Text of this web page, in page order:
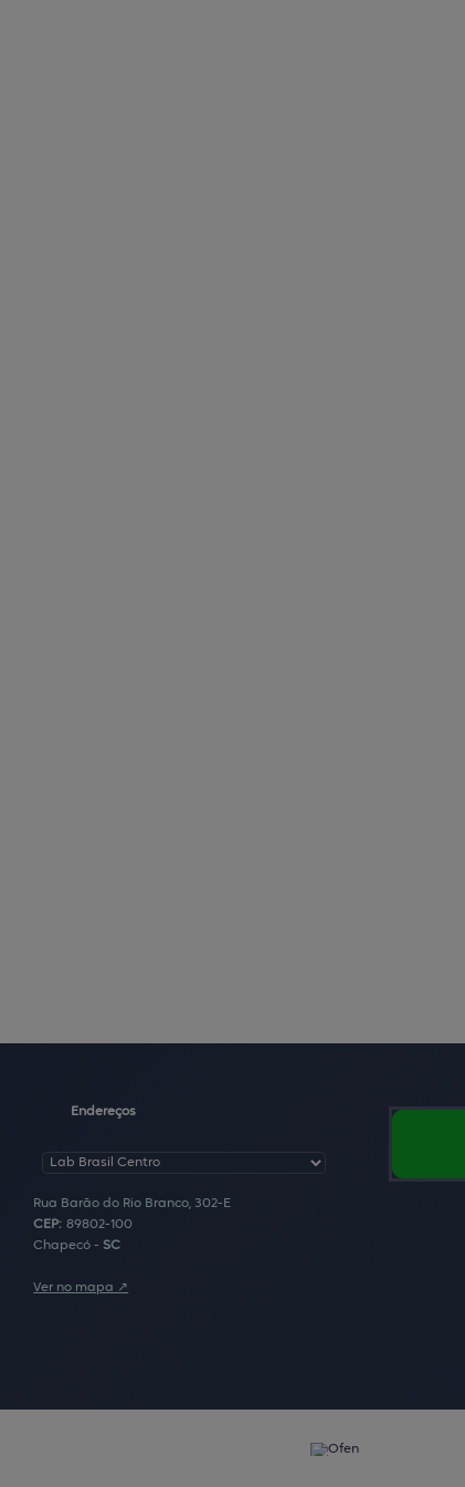
Endereços
Rua Barão do Rio Branco, 302-E
CEP: 89802-100
Chapecó - Santa
C
Ver no mapa ↗